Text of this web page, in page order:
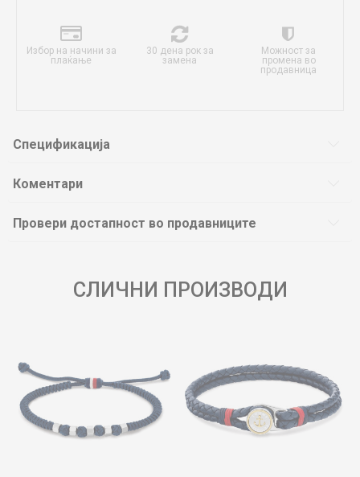
Избор на начини за
плаќање
30 дена рок за
замена
Можност за
промена во
продавница
Спецификација
Коментари
Провери достапност во продавниците
СЛИЧНИ ПРОИЗВОДИ